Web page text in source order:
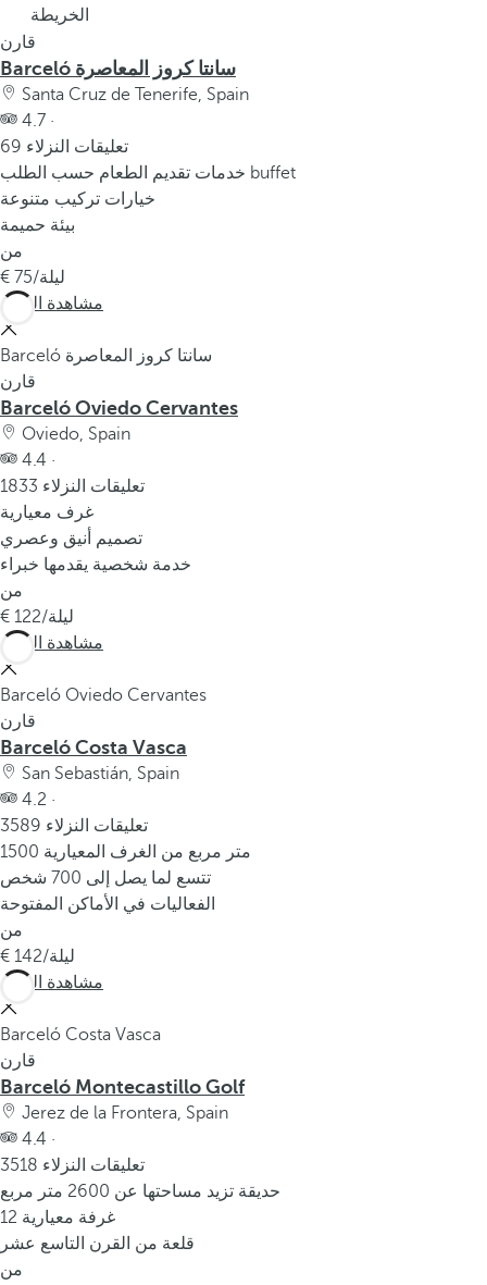
o
p
u
p
.
الخريطة
قارن
Barceló سانتا كروز المعاصرة
Santa Cruz de Tenerife, Spain
4.7 ·
69 تعليقات النزلاء
خدمات تقديم الطعام حسب الطلب buffet
خيارات تركيب متنوعة
بيئة حميمة
من
75 /ليلة
مشاهدة المزيد
Barceló سانتا كروز المعاصرة
قارن
Barceló Oviedo Cervantes
Oviedo, Spain
4.4 ·
1833 تعليقات النزلاء
غرف معيارية
تصميم أنيق وعصري
خدمة شخصية يقدمها خبراء
من
122 /ليلة
مشاهدة المزيد
Barceló Oviedo Cervantes
قارن
Barceló Costa Vasca
San Sebastián, Spain
4.2 ·
3589 تعليقات النزلاء
1500 متر مربع من الغرف المعيارية
تتسع لما يصل إلى 700 شخص
الفعاليات في الأماكن المفتوحة
من
142 /ليلة
مشاهدة المزيد
Barceló Costa Vasca
قارن
Barceló Montecastillo Golf
Jerez de la Frontera, Spain
4.4 ·
3518 تعليقات النزلاء
حديقة تزيد مساحتها عن 2600 متر مربع
12 غرفة معيارية
قلعة من القرن التاسع عشر
من